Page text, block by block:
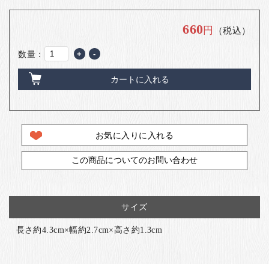
660円 （税込）
数量： + -
カートに入れる
お気に入りに入れる
この商品についてのお問い合わせ
サイズ
長さ約4.3cm×幅約2.7cm×高さ約1.3cm